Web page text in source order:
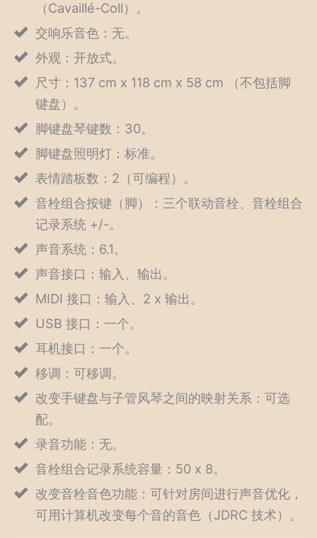
（Cavaillé-Coll）。
交响乐音色：无。
外观：开放式。
尺寸：137 cm x 118 cm x 58 cm （不包括脚
键盘）。
脚键盘琴键数：30。
脚键盘照明灯：标准。
表情踏板数：2（可编程）。
音栓组合按键（脚）：三个联动音栓、音栓组合
记录系统 +/-。
声音系统：6.1。
声音接口：输入、输出。
MIDI 接口：输入、2 x 输出。
USB 接口：一个。
耳机接口：一个。
移调：可移调。
改变手键盘与子管风琴之间的映射关系：可选
配。
录音功能：无。
音栓组合记录系统容量：50 x 8。
改变音栓音色功能：可针对房间进行声音优化，
可用计算机改变每个音的音色（JDRC 技术）。